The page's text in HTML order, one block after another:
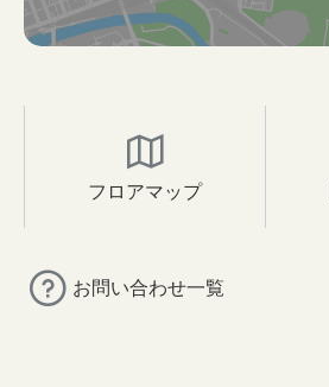
フロアマップ
お問い合わせ一覧